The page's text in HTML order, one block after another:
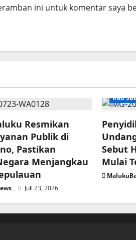
ini untuk komentar saya
Resmikan
Publik di
Pastikan
Menjangkau
Juli 23, 2026
Kab
Sebut
Mulai